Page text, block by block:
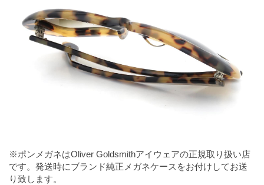
※ポンメガネはOliver Goldsmithアイウェアの正規取り扱い店
です。発送時にブランド純正メガネケースをお付けしてお送
り致します。